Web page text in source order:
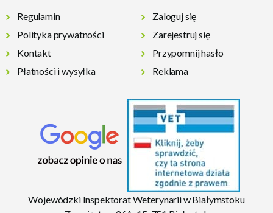
Regulamin
Polityka prywatności
Kontakt
Płatności i wysyłka
Zaloguj się
Zarejestruj się
Przypomnij hasło
Reklama
Wojewódzki Inspektorat Weterynarii w Białymstoku